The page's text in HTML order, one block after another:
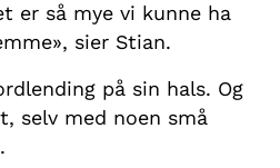
er så mye vi kunne ha
sier Stian.
på sin hals. Og
selv med noen små